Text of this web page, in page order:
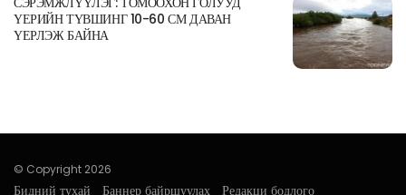
ҮЕРИЙН ТҮВШИНГ 10-60 СМ ДАВАН
ҮЕРЛЭЖ БАЙНА
© Copyright 2026
Бидний тухай Баннер байршуулах Редакци бодлого